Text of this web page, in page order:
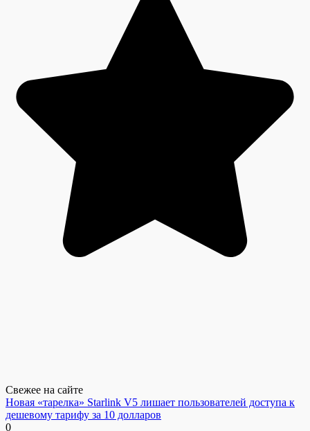
Свежее на сайте
Новая «тарелка» Starlink V5 лишает пользователей доступа к
дешевому тарифу за 10 долларов
0